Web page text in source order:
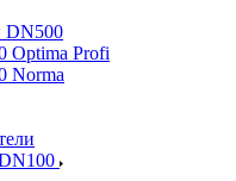
DN500
Optima Profi
Norma